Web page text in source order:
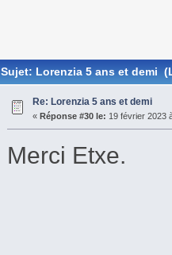
Sujet: Lorenzia 5 ans et demi
Re: Lorenzia 5 ans et demi
« Réponse #30 le: 19 février 2023
Merci Etxe.